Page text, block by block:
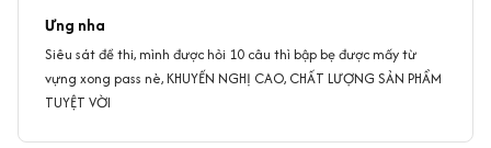
Ưng nha
Siêu sát đề thi, mình được hỏi 10 câu thì bập bẹ được mấy từ
vựng xong pass nè, KHUYẾN NGHỊ CAO, CHẤT LƯỢNG SẢN PHẨM
TUYỆT VỜI